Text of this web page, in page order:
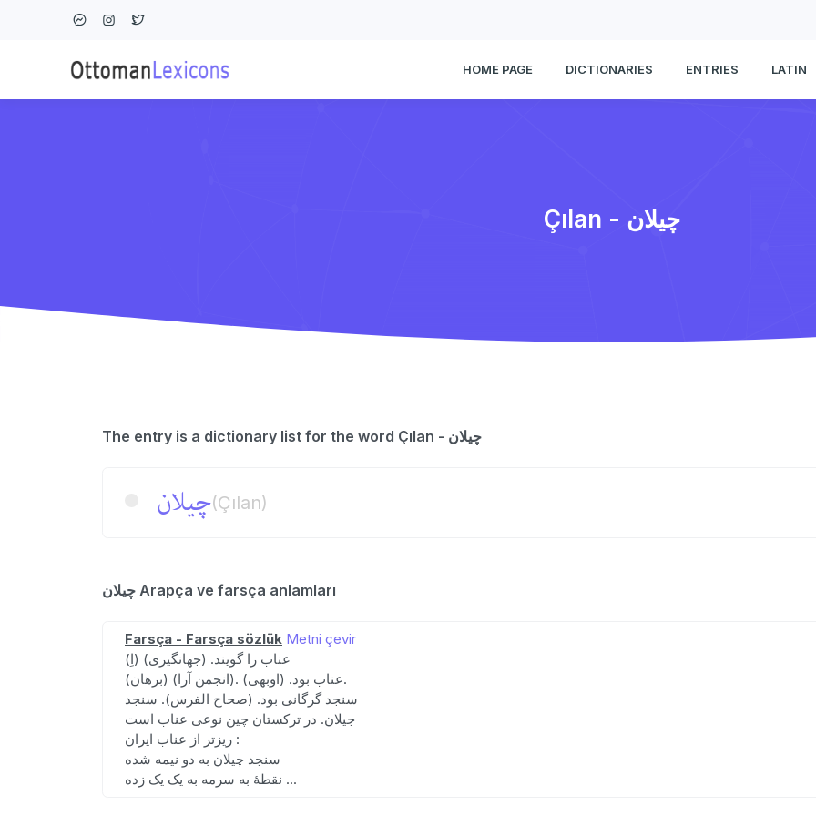
HOME PAGE DICTIONARIES ENTRIES LATIN
Çılan - چیلان
The entry is a dictionary list for the word Çılan - چیلان
چیلان(Çılan)
چیلان Arapça ve farsça anlamları
Farsça - Farsça sözlük Metni çevir
(اِ) عناب را گویند. (جهانگیری)
(برهان) (انجمن آرا). عناب بود. (اوبهی).
سنجد گرگانی بود. (صحاح الفرس). سنجد
جیلان. در ترکستان چین نوعی عناب است
ریزتر از عناب ایران :
سنجد چیلان به دو نیمه شده
نقطهٔ به سرمه به یک یک زده ...